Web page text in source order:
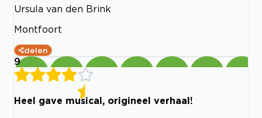
Ursula van den Brink
Montfoort
delen
9
Heel gave musical, origineel verhaal!